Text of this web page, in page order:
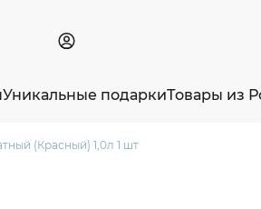
Уникальные подаркиТовары из
(Красный) 1,0л 1 шт